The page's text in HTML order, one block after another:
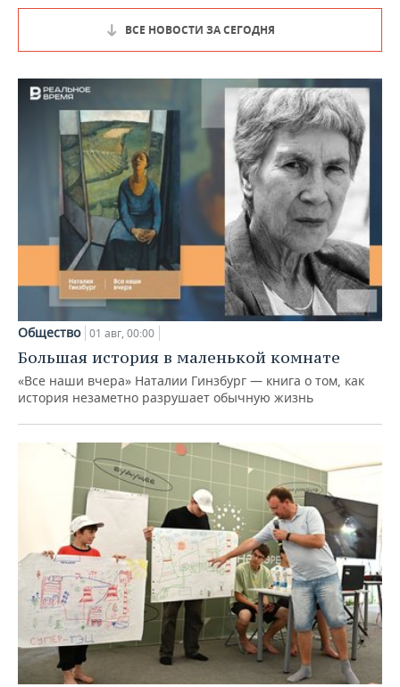
ВСЕ НОВОСТИ ЗА СЕГОДНЯ
Общество 01 авг, 00:00
Большая история в маленькой комнате
«Все наши вчера» Наталии Гинзбург — книга о том, как
история незаметно разрушает обычную жизнь